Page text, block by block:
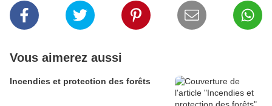
Vous aimerez aussi
Incendies et protection des forêts